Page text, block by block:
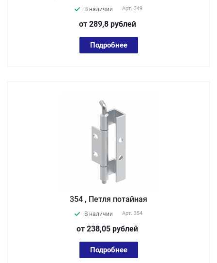
В наличии Арт. 349
от 289,8 рублей
Подробнее
354 , Петля потайная
В наличии Арт. 354
от 238,05 рублей
Подробнее